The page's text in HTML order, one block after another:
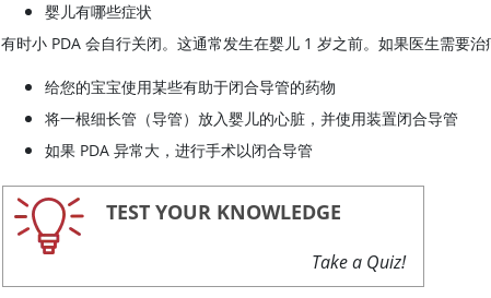
婴儿有哪些症状
有时小 PDA 会自行关闭。这通常发生在婴儿 1 岁之前。如果医生需要治
给您的宝宝使用某些有助于闭合导管的药物
将一根细长管（导管）放入婴儿的心脏，并使用装置闭合导管
如果 PDA 异常大，进行手术以闭合导管
TEST YOUR KNOWLEDGE
Take a Quiz!